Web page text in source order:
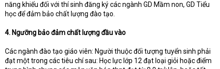
năng khiếu đối với thí sinh đăng ký các ngành GD Mầm non, GD Tiểu
học để đảm bảo chất lượng đào tạo.
4. Ngưỡng bảo đảm chất lượng đầu vào
Các ngành đào tạo giáo viên: Người thuộc đối tượng tuyển sinh phải
đạt một trong các tiêu chí sau: Học lực lớp 12 đạt loại giỏi hoặc điểm